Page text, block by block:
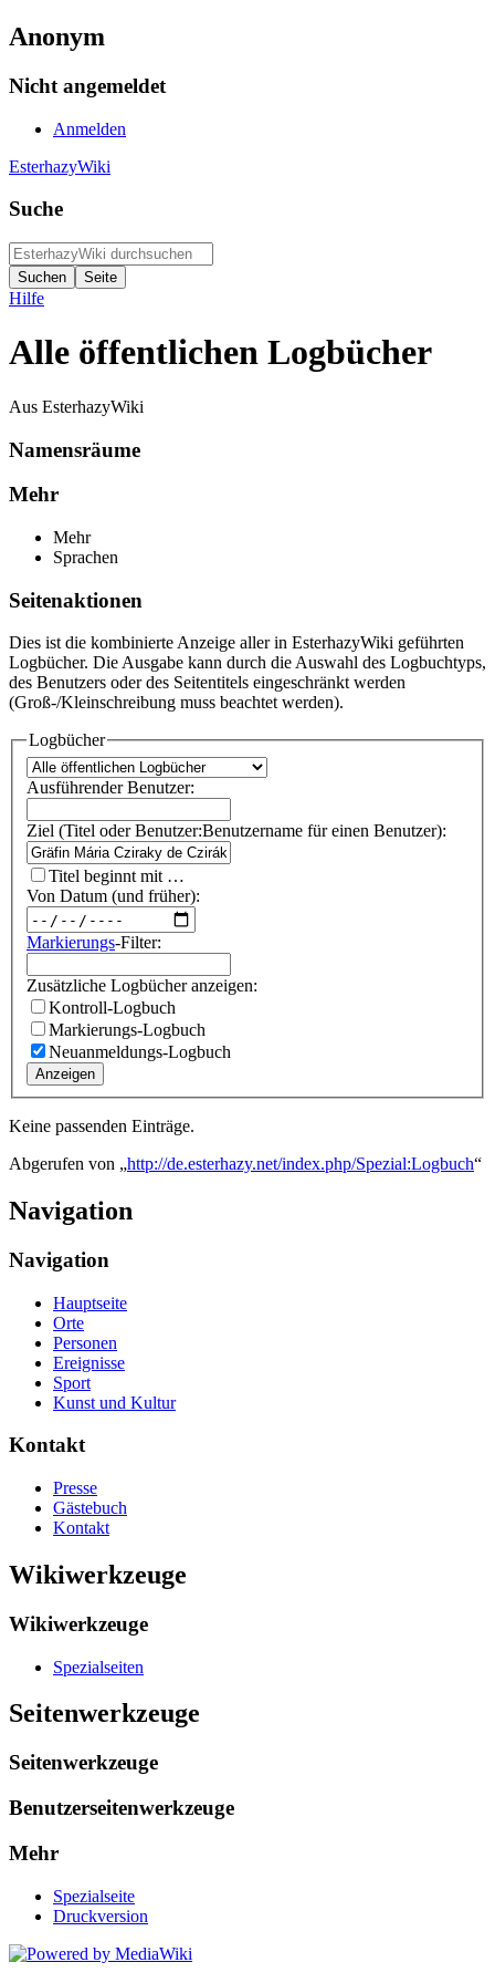
Anonym
Nicht angemeldet
Anmelden
EsterhazyWiki
Suche
Hilfe
Alle öffentlichen Logbücher
Aus EsterhazyWiki
Namensräume
Mehr
Mehr
Sprachen
Seitenaktionen
Dies ist die kombinierte Anzeige aller in EsterhazyWiki geführten
Logbücher. Die Ausgabe kann durch die Auswahl des Logbuchtyps,
des Benutzers oder des Seitentitels eingeschränkt werden
(Groß-/Kleinschreibung muss beachtet werden).
Logbücher
Ausführender Benutzer:
Ziel (Titel oder Benutzer:Benutzername für einen Benutzer):
Titel beginnt mit …
Von Datum (und früher):
Markierungs-Filter:
Zusätzliche Logbücher anzeigen:
Kontroll-Logbuch
Markierungs-Logbuch
Neuanmeldungs-Logbuch
Anzeigen
Keine passenden Einträge.
Abgerufen von „http://de.esterhazy.net/index.php/Spezial:Logbuch“
Navigation
Navigation
Hauptseite
Orte
Personen
Ereignisse
Sport
Kunst und Kultur
Kontakt
Presse
Gästebuch
Kontakt
Wikiwerkzeuge
Wikiwerkzeuge
Spezialseiten
Seitenwerkzeuge
Seitenwerkzeuge
Benutzerseitenwerkzeuge
Mehr
Spezialseite
Druckversion